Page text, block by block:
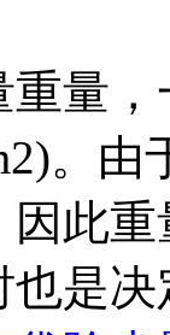
重量
。由
因此
是